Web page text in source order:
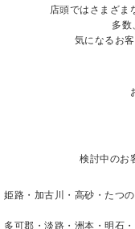
店頭ではさまざま
多数
気になるお
検討中のお
姫路・加古川・高砂・たつ
多可郡・淡路・洲本・明石